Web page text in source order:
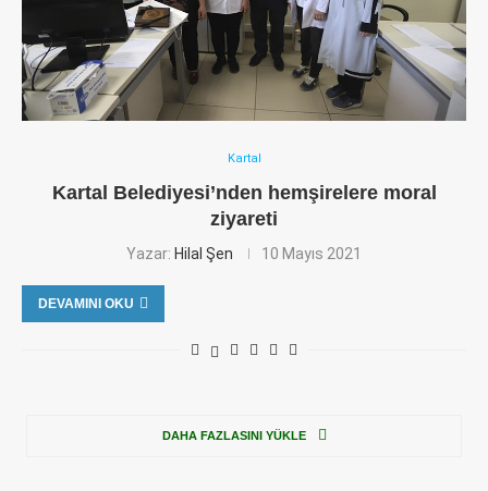
Kartal
Kartal Belediyesi’nden hemşirelere moral
ziyareti
Yazar: Hilal Şen 10 Mayıs 2021
DEVAMINI OKU
DAHA FAZLASINI YÜKLE